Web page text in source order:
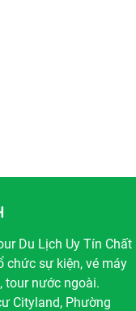
Du Lịch Uy Tín Chất
chức sự kiện, vé máy
tour nước ngoài.
Cityland, Phường